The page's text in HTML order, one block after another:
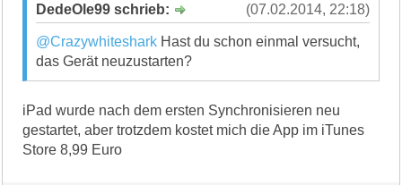
(07.02.2014, 22:18)
DedeOle99 schrieb:
@Crazywhiteshark Hast du schon einmal versucht,
das Gerät neuzustarten?
iPad wurde nach dem ersten Synchronisieren neu
gestartet, aber trotzdem kostet mich die App im iTunes
Store 8,99 Euro